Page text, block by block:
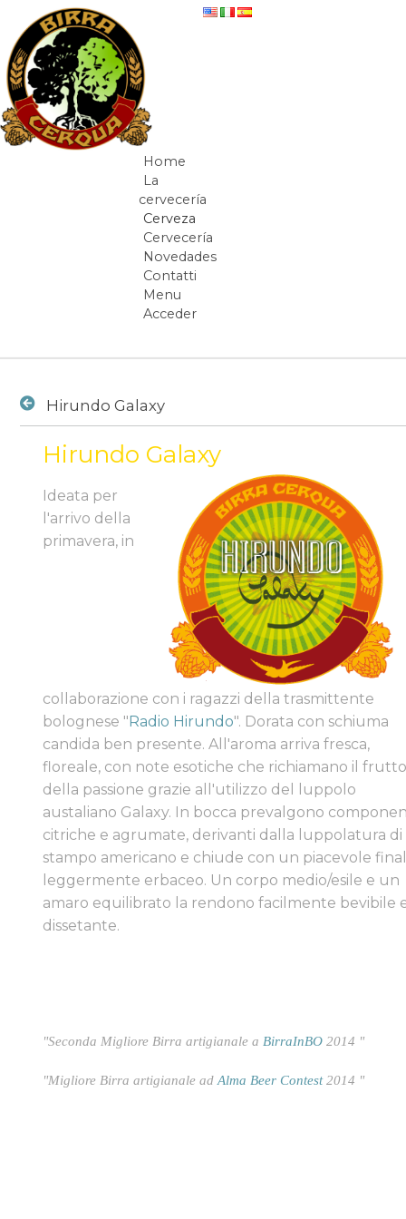
Saltar al contenido
Hirundo Galaxy - beer-detail
Navegación
Home
La
cervecería
Cerveza
Cervecería
Novedades
Contatti
Menu
Acceder
Camino de migas
Cerveza / beer-detail / Hirundo Galaxy
Hirundo Galaxy
Hirundo Galaxy
Ideata per
l'arrivo della
primavera, in
collaborazione con i ragazzi della trasmittente
bolognese "Radio Hirundo". Dorata con schiuma
candida ben presente. All'aroma arriva fresca,
floreale, con note esotiche che richiamano il
della passione grazie all'utilizzo del luppolo
austaliano Galaxy. In bocca prevalgono
citriche e agrumate, derivanti dalla luppolatura di
stampo americano e chiude con un piacevole
leggermente erbaceo. Un corpo medio/esile e un
amaro equilibrato la rendono facilmente bevibile
dissetante.
"Seconda Migliore Birra artigianale a BirraInBO 2014 "
"Migliore Birra artigianale adAlma Beer Contest2014 "